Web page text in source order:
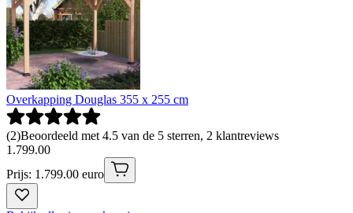
Overkapping Douglas 355 x 255 cm
(2)Beoordeeld met 4.5 van de 5 sterren, 2 klantreviews
1 .799.00
Prijs: 1.799.00 euro